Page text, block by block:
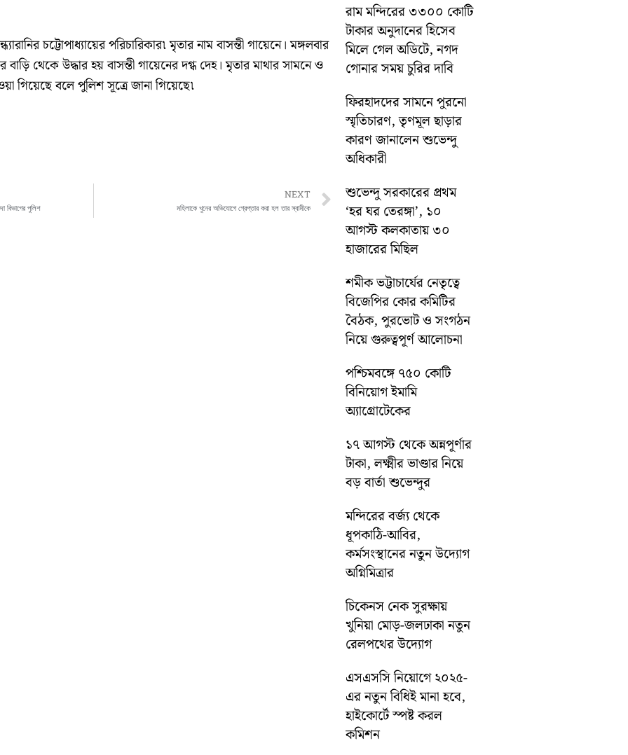
চট্টোপাধ্যায়ের পরিচারিকার৷ মৃতার নাম বাসন্তী গায়েনে। মঙ্গলবার
বাড়ি থেকে উদ্ধার হয় বাসন্তী গায়েনের দগ্ধ দেহ। মৃতার মাথার সামনে ও
গিয়েছে বলে পুলিশ সূত্রে জানা গিয়েছে৷
বিভাগের পুলিশ
NEXT
মহিলাকে খুনের অভিযোগে গ্রেপ্তার করা হল তার স্বামীকে Next
রাম মন্দিরের ৩৩০০ কোটি
টাকার অনুদানের হিসেব
মিলে গেল অডিটে, নগদ
গোনার সময় চুরির দাবি
ফিরহাদদের সামনে পুরনো
স্মৃতিচারণ, তৃণমূল ছাড়ার
কারণ জানালেন শুভেন্দু
অধিকারী
শুভেন্দু সরকারের প্রথম
‘হর ঘর তেরঙ্গা’, ১০
আগস্ট কলকাতায় ৩০
হাজারের মিছিল
শমীক ভট্টাচার্যের নেতৃত্বে
বিজেপির কোর কমিটির
বৈঠক, পুরভোট ও সংগঠন
নিয়ে গুরুত্বপূর্ণ আলোচনা
পশ্চিমবঙ্গে ৭৫০ কোটি
বিনিয়োগ ইমামি
অ্যাগ্রোটেকের
১৭ আগস্ট থেকে অন্নপূর্ণার
টাকা, লক্ষ্মীর ভাণ্ডার নিয়ে
বড় বার্তা শুভেন্দুর
মন্দিরের বর্জ্য থেকে
ধূপকাঠি-আবির,
কর্মসংস্থানের নতুন উদ্যোগ
অগ্নিমিত্রার
চিকেনস নেক সুরক্ষায়
খুনিয়া মোড়-জলঢাকা নতুন
রেলপথের উদ্যোগ
এসএসসি নিয়োগে ২০২৫-
এর নতুন বিধিই মানা হবে,
হাইকোর্টে স্পষ্ট করল
কমিশন